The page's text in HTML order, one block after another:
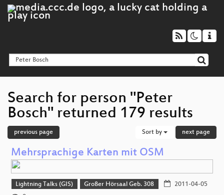
Search for person "Peter
Bosch" returned 179 results
previous page Sort by next page
Mehrsprachige Karten mit OSM
Lightning Talks (GIS) Großer Hörsaal Geb. 308
2011-04-05